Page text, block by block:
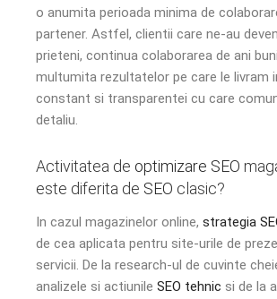
o anumita perioada minima de
partener. Astfel, clientii care ne-au
prieteni, continua colaborarea de ani
multumita rezultatelor pe care le livram
constant si transparentei cu care
detaliu.
Activitatea de optimizare SEO
este diferita de SEO clasic?
In cazul magazinelor online, strategia
de cea aplicata pentru site-urile de
servicii. De la research-ul de cuvinte
analizele si actiunile SEO tehnic si de la